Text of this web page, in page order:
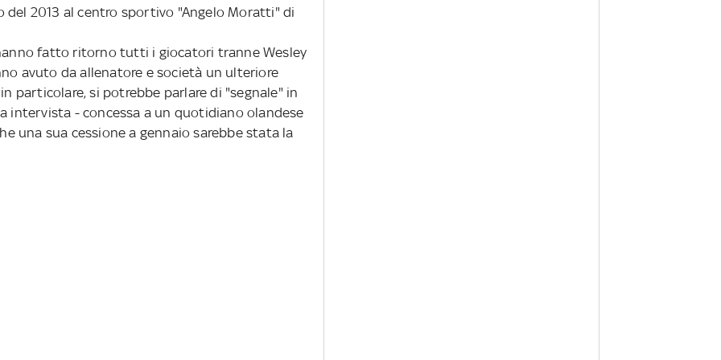
2013 al centro sportivo "Angelo Moratti" di
fatto ritorno tutti i giocatori tranne Wesley
avuto da allenatore e società un ulteriore
particolare, si potrebbe parlare di "segnale" in
intervista - concessa a un quotidiano olandese
una sua cessione a gennaio sarebbe stata la